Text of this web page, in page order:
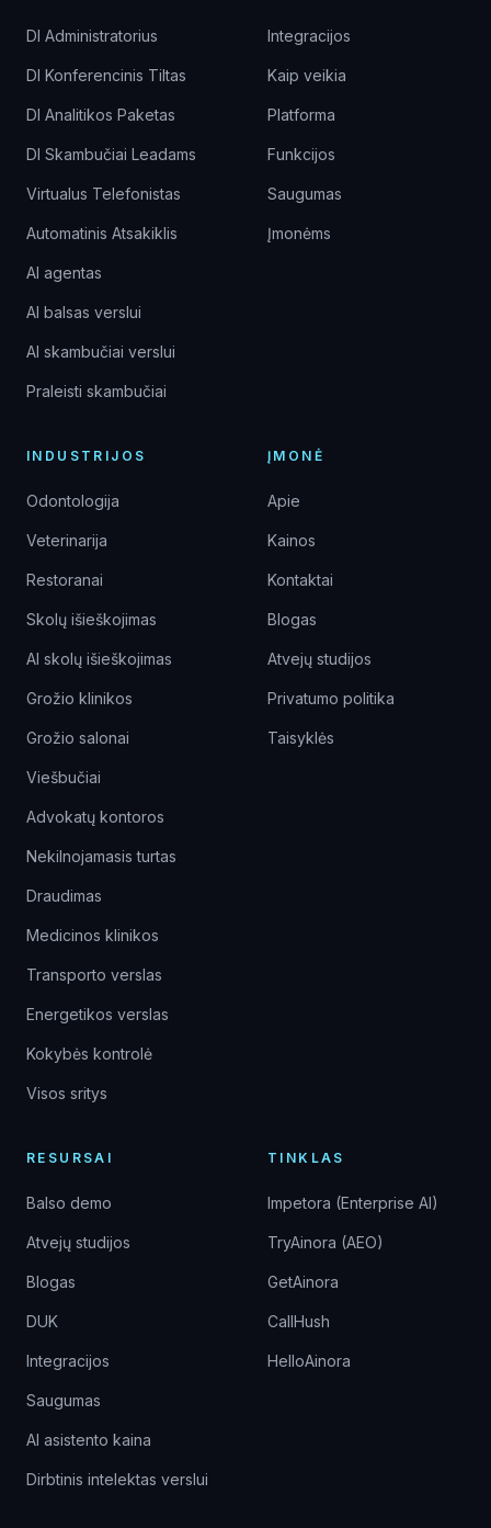
DI Administratorius
DI Konferencinis Tiltas
DI Analitikos Paketas
DI Skambučiai Leadams
Virtualus Telefonistas
Automatinis Atsakiklis
AI agentas
AI balsas verslui
AI skambučiai verslui
Praleisti skambučiai
Integracijos
Kaip veikia
Platforma
Funkcijos
Saugumas
Įmonėms
INDUSTRIJOS
Odontologija
Veterinarija
Restoranai
Skolų išieškojimas
AI skolų išieškojimas
Grožio klinikos
Grožio salonai
Viešbučiai
Advokatų kontoros
Nekilnojamasis turtas
Draudimas
Medicinos klinikos
Transporto verslas
Energetikos verslas
Kokybės kontrolė
Visos sritys
ĮMONĖ
Apie
Kainos
Kontaktai
Blogas
Atvejų studijos
Privatumo politika
Taisyklės
RESURSAI
Balso demo
Atvejų studijos
Blogas
DUK
Integracijos
Saugumas
AI asistento kaina
Dirbtinis intelektas verslui
TINKLAS
Impetora (Enterprise AI)
TryAinora (AEO)
GetAinora
CallHush
HelloAinora